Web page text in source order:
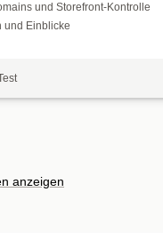
und Storefront-Kontrolle
und Einblicke
anzeigen